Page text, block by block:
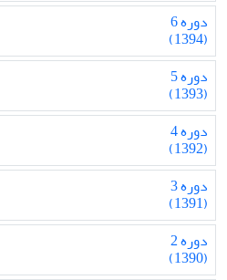
دوره 6
(1394)
دوره 5
(1393)
دوره 4
(1392)
دوره 3
(1391)
دوره 2
(1390)